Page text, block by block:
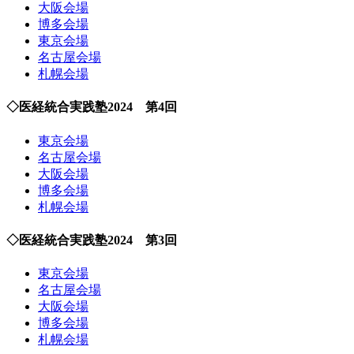
大阪会場
博多会場
東京会場
名古屋会場
札幌会場
◇医経統合実践塾2024 第4回
東京会場
名古屋会場
大阪会場
博多会場
札幌会場
◇医経統合実践塾2024 第3回
東京会場
名古屋会場
大阪会場
博多会場
札幌会場